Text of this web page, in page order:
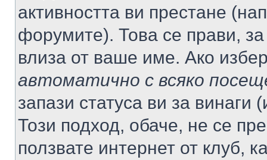
активността ви престане
форумите). Това се прави,
влиза от ваше име. Ако
автоматично с всяко
запази статуса ви за винаги
Този подход, обаче, не се
ползвате интернет от клуб,